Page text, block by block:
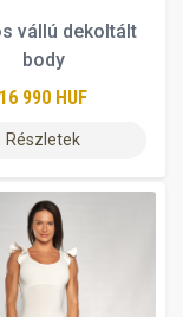
vállú dekoltált
body
16 990 HUF
Részletek